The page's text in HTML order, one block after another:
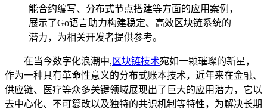
能合约编写、分布式节点搭建等方面的应用案例，
展示了Go语言助力构建稳定、高效区块链系统的
潜力，为相关开发者提供参考。
在当今数字化浪潮中, 区块链技术宛如一颗璀璨的新星，
作为一种具有革命性意义的分布式账本技术，近年来在金融、
供应链、医疗等众多关键领域展现出了巨大的应用潜力，它以
去中心化、不可篡改以及独特的共识机制等特性，为解决长期